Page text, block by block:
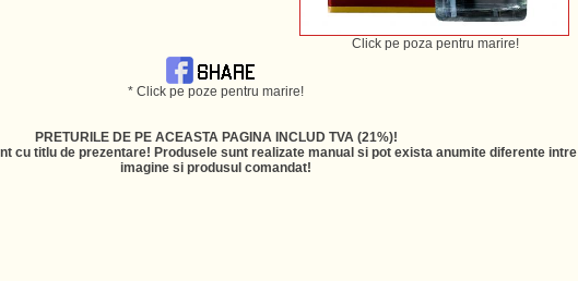
Click pe poza pentru marire!
* Click pe poze pentru marire!
PRETURILE DE PE ACEASTA PAGINA INCLUD TVA (21%)!
cu titlu de prezentare! Produsele sunt realizate manual si pot exista anumite diferente intre
imagine si produsul comandat!